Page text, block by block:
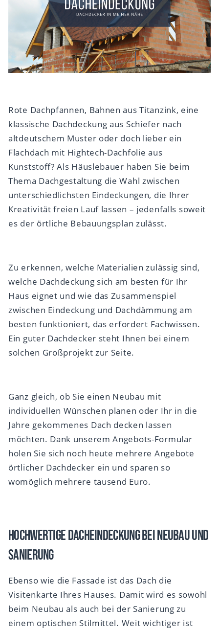
Rote Dachpfannen, Bahnen aus Titanzink, eine
klassische Dachdeckung aus Schiefer nach
altdeutschem Muster oder doch lieber ein
Flachdach mit Hightech-Dachfolie aus
Kunststoff? Als Häuslebauer haben Sie beim
Thema Dachgestaltung die Wahl zwischen
unterschiedlichsten Eindeckungen, die Ihrer
Kreativität freien Lauf lassen – jedenfalls soweit
es der örtliche Bebauungsplan zulässt.
Zu erkennen, welche Materialien zulässig sind,
welche Dachdeckung sich am besten für Ihr
Haus eignet und wie das Zusammenspiel
zwischen Eindeckung und Dachdämmung am
besten funktioniert, das erfordert Fachwissen.
Ein guter Dachdecker steht Ihnen bei einem
solchen Großprojekt zur Seite.
Ganz gleich, ob Sie einen Neubau mit
individuellen Wünschen planen oder Ihr in die
Jahre gekommenes Dach decken lassen
möchten. Dank unserem Angebots-Formular
holen Sie sich noch heute mehrere Angebote
örtlicher Dachdecker ein und sparen so
womöglich mehrere tausend Euro.
Hochwertige Dacheindeckung bei Neubau und
Sanierung
Ebenso wie die Fassade ist das Dach die
Visitenkarte Ihres Hauses. Damit wird es sowohl
beim Neubau als auch bei der Sanierung zu
einem optischen Stilmittel. Weit wichtiger ist